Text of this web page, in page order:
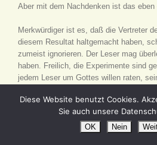
Aber mit dem Nachdenken ist das eben
Merkwürdiger ist es, daß die Vertreter
diesem Resultat haltgemacht haben,
zumeist ignorieren. Der Leser mag
haben. Freilich, die Experimente sind
jedem Leser um Gottes willen raten,
entscheidenden Schritt zu machen,
ob es ein Schritt ›vorwärts‹ ist. Denn er
Anschauungen des Mittelalters! So tritt
Diese Website benutzt Cookies.
Sie auch unsere
OK Nein